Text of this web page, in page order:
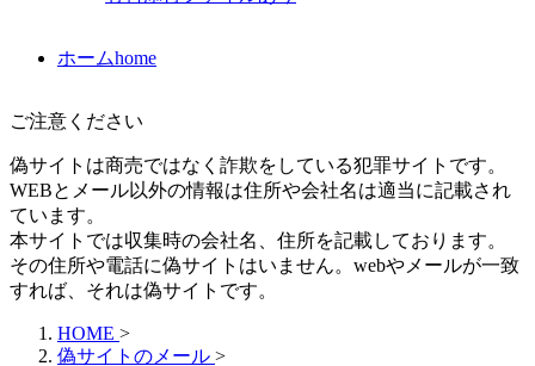
ホームhome
ご注意ください
偽サイトは商売ではなく詐欺をしている犯罪サイトです。
WEBとメール以外の情報は住所や会社名は適当に記載され
ています。
本サイトでは収集時の会社名、住所を記載しております。
その住所や電話に偽サイトはいません。webやメールが一致
すれば、それは偽サイトです。
HOME >
偽サイトのメール >